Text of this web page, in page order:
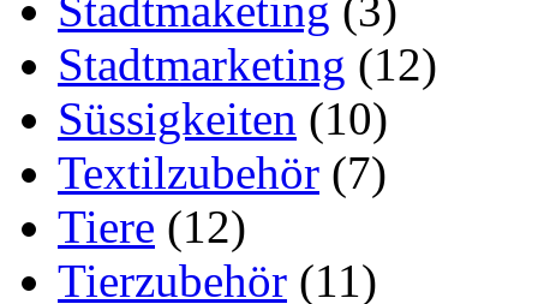
Stadtmaketing (3)
Stadtmarketing (12)
Süssigkeiten (10)
Textilzubehör (7)
Tiere (12)
Tierzubehör (11)